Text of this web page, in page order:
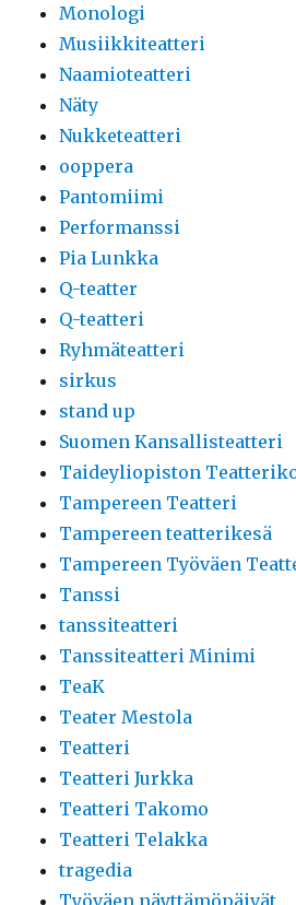
Monologi
Musiikkiteatteri
Naamioteatteri
Näty
Nukketeatteri
ooppera
Pantomiimi
Performanssi
Pia Lunkka
Q-teatter
Q-teatteri
Ryhmäteatteri
sirkus
stand up
Suomen Kansallisteatteri
Taideyliopiston
Tampereen Teatteri
Tampereen teatterikesä
Tampereen Työväen
Tanssi
tanssiteatteri
Tanssiteatteri Minimi
TeaK
Teater Mestola
Teatteri
Teatteri Jurkka
Teatteri Takomo
Teatteri Telakka
tragedia
Työväen näyttämöpäivät